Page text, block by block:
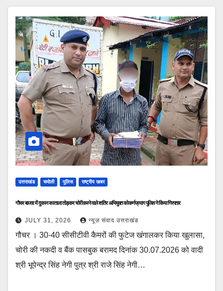
उत्तराखंड चमोली पुलिस राष्ट्रीय खबर
गौचर बाजार में दुकान का ताला तोड़कर चोरी करने वाले शातिर अभियुक्त को कर्णप्रयाग पुलिस ने किया गिरफ्तार
JULY 31, 2026 न्यूज़ संवाद उत्तराखंड
गौचर । 30-40 सीसीटीवी कैमरों की फुटेज खंगालकर किया खुलासा,
चोरी की नकदी व बैंक पासबुक बरामद दिनांक 30.07.2026 को वादी
श्री भूपेन्द्र सिंह नेगी पुत्र श्री राजे सिंह नेगी…